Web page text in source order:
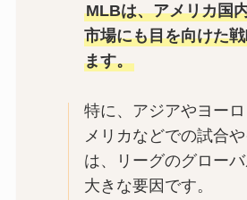
MLBは、アメリカ国
市場にも目を向けた
ます。
特に、アジアやヨー
メリカなどでの試合
は、リーグのグロー
大きな要因です。